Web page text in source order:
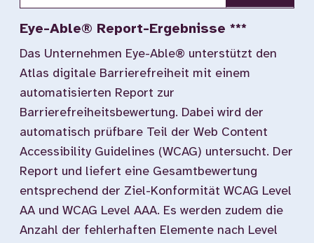
Eye-Able® Report-Ergebnisse ***
Das Unternehmen Eye-Able® unterstützt den
Atlas digitale Barrierefreiheit mit einem
automatisierten Report zur
Barrierefreiheitsbewertung. Dabei wird der
automatisch prüfbare Teil der Web Content
Accessibility Guidelines (WCAG) untersucht. Der
Report und liefert eine Gesamtbewertung
entsprechend der Ziel-Konformität WCAG Level
AA und WCAG Level AAA. Es werden zudem die
Anzahl der fehlerhaften Elemente nach Level